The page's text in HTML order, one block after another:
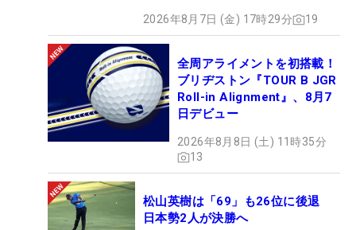
2026年8月7日 (金) 17時29分 19
全周アライメントを初搭載！
ブリヂストン『TOUR B JGR
Roll-in Alignment』、8月7
日デビュー
2026年8月8日 (土) 11時35分
13
松山英樹は「69」も26位に後退
日本勢2人が決勝へ